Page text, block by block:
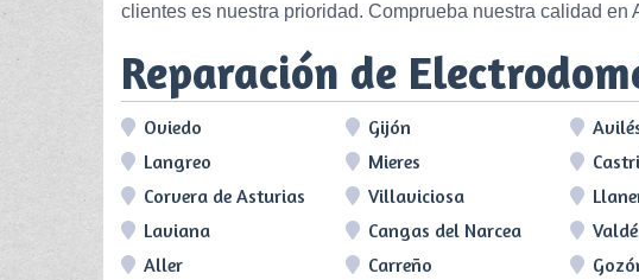
clientes es nuestra prioridad. Comprueba nuestra calidad en
Reparación de
Oviedo Gijón
Langreo
Mieres
Corvera de Asturias
Villaviciosa
Laviana
Cangas del Narcea
Aller
Carreño